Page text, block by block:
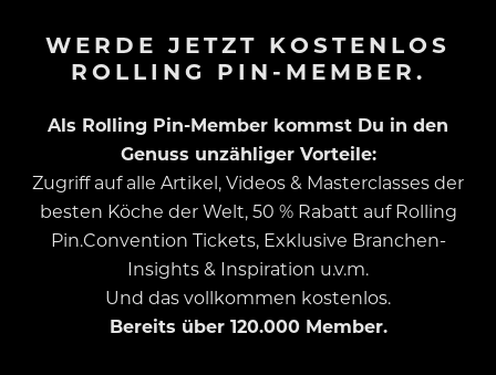
WERDE JETZT KOSTENLOS
ROLLING PIN-MEMBER.
Als Rolling Pin-Member kommst Du in den
Genuss unzähliger Vorteile:
Zugriff auf alle Artikel, Videos & Masterclasses der
besten Köche der Welt, 50 % Rabatt auf Rolling
Pin.Convention Tickets, Exklusive Branchen-
Insights & Inspiration u.v.m.
Und das vollkommen kostenlos.
Bereits über 120.000 Member.